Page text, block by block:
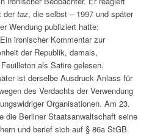
dertaz, die selbst – 1997 und später
Wendung publiziert hatte:
ironischer Kommentar zur
der Republik, damals,
als Satire gelesen.
ist derselbe Ausdruck Anlass für
des Verdachts der Verwendung
Organisationen. Am 23.
die Berliner Staatsanwaltschaft seine
und berief sich auf § 86a StGB.